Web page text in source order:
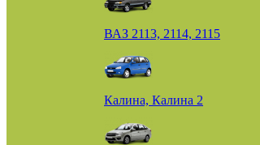
ВАЗ 2113, 2114, 2115
Калина, Калина 2